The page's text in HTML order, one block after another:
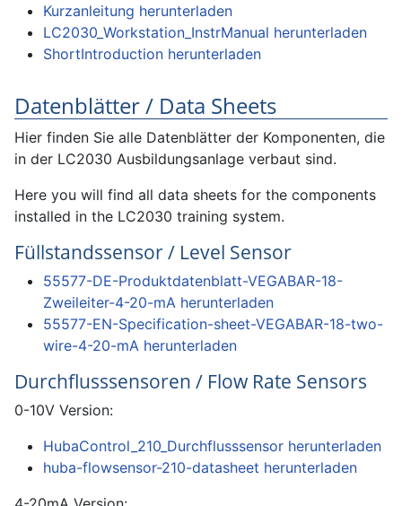
Kurzanleitung herunterladen
LC2030_Workstation_InstrManual herunterladen
ShortIntroduction herunterladen
Datenblätter / Data Sheets
Hier finden Sie alle Datenblätter der Komponenten, die
in der LC2030 Ausbildungsanlage verbaut sind.
Here you will find all data sheets for the components
installed in the LC2030 training system.
Füllstandssensor / Level Sensor
55577-DE-Produktdatenblatt-VEGABAR-18-
Zweileiter-4-20-mA herunterladen
55577-EN-Specification-sheet-VEGABAR-18-two-
wire-4-20-mA herunterladen
Durchflusssensoren / Flow Rate Sensors
0-10V Version:
HubaControl_210_Durchflusssensor herunterladen
huba-flowsensor-210-datasheet herunterladen